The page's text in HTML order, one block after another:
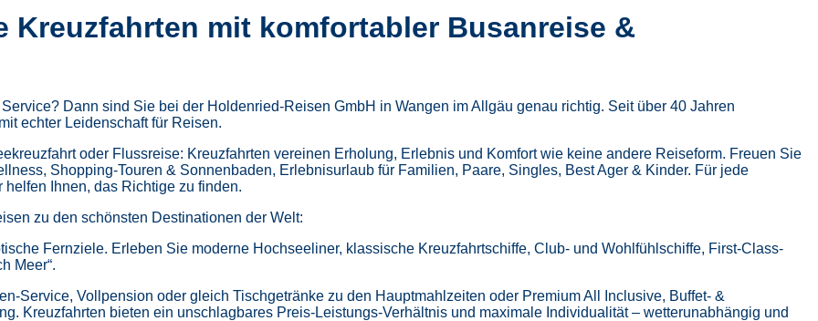
Kreuzfahrten mit komfortabler Busanreise &
Dann sind Sie bei der Holdenried-Reisen GmbH in Wangen im Allgäu genau richtig. Seit über 40 Jahren
echter Leidenschaft für Reisen.
oder Flussreise: Kreuzfahrten vereinen Erholung, Erlebnis und Komfort wie keine andere Reiseform. Freuen Sie
Shopping-Touren & Sonnenbaden, Erlebnisurlaub für Familien, Paare, Singles, Best Ager & Kinder. Für jede
Ihnen, das Richtige zu finden.
zu den schönsten Destinationen der Welt:
Fernziele. Erleben Sie moderne Hochseeliner, klassische Kreuzfahrtschiffe, Club- und Wohlfühlschiffe, First-Class-
Meer“.
Service, Vollpension oder gleich Tischgetränke zu den Hauptmahlzeiten oder Premium All Inclusive, Buffet- &
Kreuzfahrten bieten ein unschlagbares Preis-Leistungs-Verhältnis und maximale Individualität – wetterunabhängig und